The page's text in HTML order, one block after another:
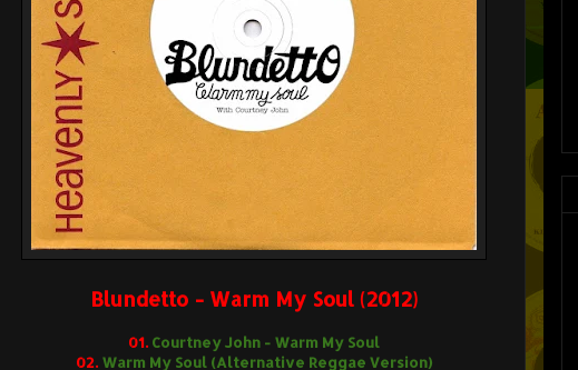
Blundetto - Warm My Soul (2012)
01. Courtney John - Warm My Soul
02. Warm My Soul (Alternative Reggae Version)